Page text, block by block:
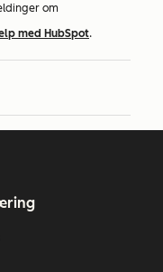
om
med HubSpot.